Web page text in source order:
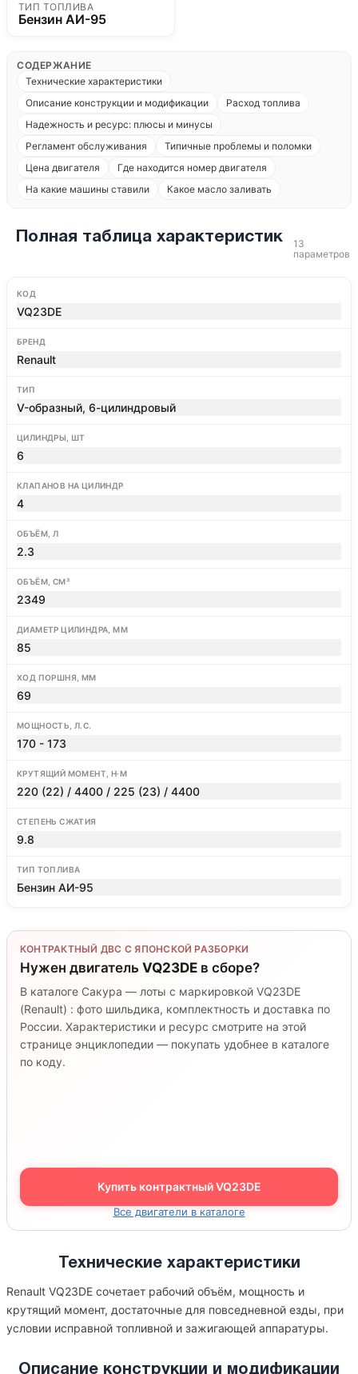
ТИП ТОПЛИВА
Бензин АИ-95
СОДЕРЖАНИЕ
Технические характеристики
Описание конструкции и модификации
Расход топлива
Надежность и ресурс: плюсы и минусы
Регламент обслуживания
Типичные проблемы и поломки
Цена двигателя
Где находится номер двигателя
На какие машины ставили
Какое масло заливать
Полная таблица характеристик
13
параметров
КОД
VQ23DE
БРЕНД
Renault
ТИП
V-образный, 6-цилиндровый
ЦИЛИНДРЫ, ШТ
6
КЛАПАНОВ НА ЦИЛИНДР
4
ОБЪЁМ, Л
2.3
ОБЪЁМ, СМ³
2349
ДИАМЕТР ЦИЛИНДРА, ММ
85
ХОД ПОРШНЯ, ММ
69
МОЩНОСТЬ, Л.С.
170 - 173
КРУТЯЩИЙ МОМЕНТ, Н·М
220 (22) / 4400 / 225 (23) / 4400
СТЕПЕНЬ СЖАТИЯ
9.8
ТИП ТОПЛИВА
Бензин АИ-95
КОНТРАКТНЫЙ ДВС С ЯПОНСКОЙ РАЗБОРКИ
Нужен двигатель VQ23DE в сборе?
В каталоге Сакура — лоты с маркировкой VQ23DE
(Renault) : фото шильдика, комплектность и доставка по
России. Характеристики и ресурс смотрите на этой
странице энциклопедии — покупать удобнее в каталоге
по коду.
Купить контрактный VQ23DE
Все двигатели в каталоге
Технические характеристики
Renault VQ23DE сочетает рабочий объём, мощность и
крутящий момент, достаточные для повседневной езды, при
условии исправной топливной и зажигающей аппаратуры.
Описание конструкции и модификации